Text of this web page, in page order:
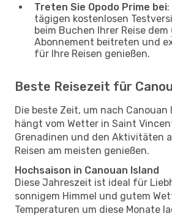
Treten Sie Opodo Prime bei
tägigen kostenlosen
beim Buchen Ihrer Reise dem
Abonnement beitreten und
für Ihre Reisen genießen.
Beste Reisezeit für
Die beste Zeit, um nach Canouan
hängt vom Wetter in Saint
Grenadinen und den Aktivitäten
Reisen am meisten genießen.
Hochsaison in Canouan Island
Diese Jahreszeit ist ideal für
sonnigem Himmel und gutem
Temperaturen um diese Monate